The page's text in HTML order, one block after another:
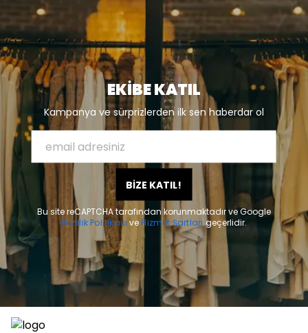
EKİBE KATIL
Kampanya ve sürprizlerden ilk sen haberdar ol
BİZE KATIL!
Bu site reCAPTCHA tarafından korunmaktadır ve Google
Gizlilik Politikasıve Hizmet Şartları geçerlidir.